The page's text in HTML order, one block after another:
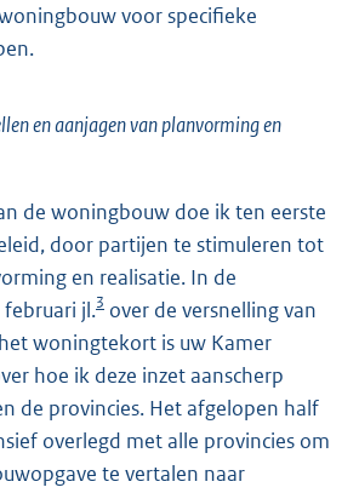
voor specifieke
en aanjagen van planvorming en
de woningbouw doe ik ten eerste
door partijen te stimuleren tot
en realisatie. In de
jl.3 over de versnelling van
woningtekort is uw Kamer
hoe ik deze inzet aanscherp
de provincies. Het afgelopen half
overlegd met alle provincies om
te vertalen naar